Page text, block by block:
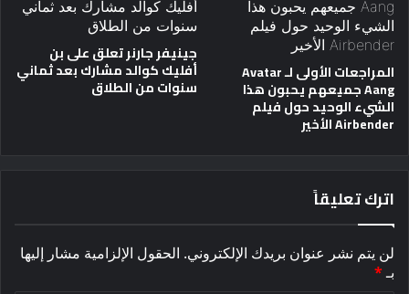
المراجعات الأولى لـ Avatar
Aang جميعهم يحبون هذا
الشيء الوحيد حول فيلم
Airbender الأخير
جينيفر جارنر تعلق على بن
أفليك كوالد مشارك بعد ثماني
سنوات من الطلاق
اترك تعليقاً
لن يتم نشر عنوان بريدك الإلكتروني. الحقول الإلزامية مشار إليها
بـ*